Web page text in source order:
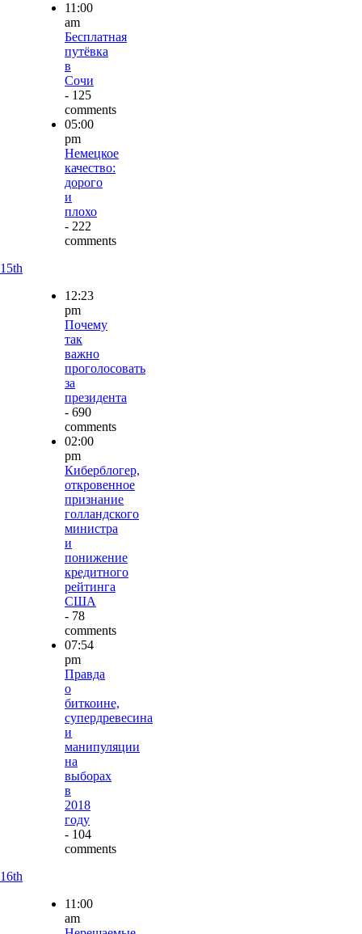
11:00
am
Бесплатная
путёвка
в
Сочи
- 125
comments
05:00
pm
Немецкое
качество:
дорого
и
плохо
- 222
comments
15th
12:23
pm
Почему
так
важно
проголосовать
за
президента
- 690
comments
02:00
pm
Киберблогер,
откровенное
признание
голландского
министра
и
понижение
кредитного
рейтинга
США
- 78
comments
07:54
pm
Правда
о
биткоине,
супердревесина
и
манипуляции
на
выборах
в
2018
году
- 104
comments
16th
11:00
am